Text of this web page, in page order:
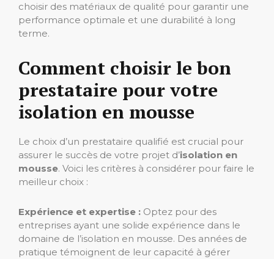
choisir des matériaux de qualité pour garantir une
performance optimale et une durabilité à long
terme.
Comment choisir le bon
prestataire pour votre
isolation en mousse
Le choix d’un prestataire qualifié est crucial pour
assurer le succès de votre projet d’isolation en
mousse. Voici les critères à considérer pour faire le
meilleur choix :
Expérience et expertise : Optez pour des
entreprises ayant une solide expérience dans le
domaine de l’isolation en mousse. Des années de
pratique témoignent de leur capacité à gérer